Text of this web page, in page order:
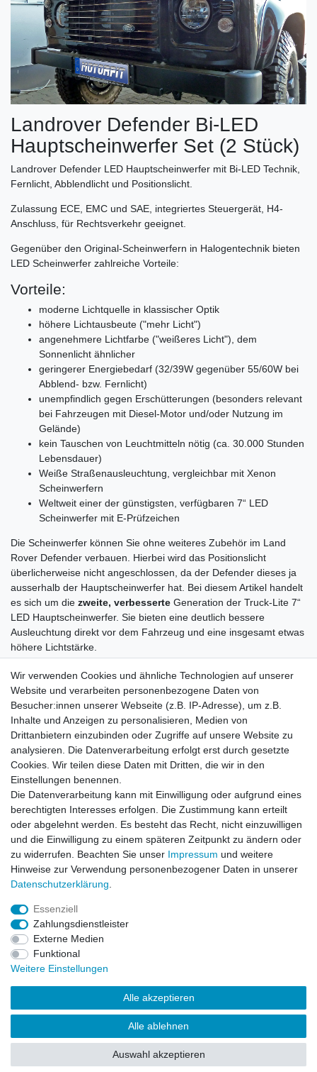
Landrover Defender Bi-LED
Hauptscheinwerfer Set (2 Stück)
Landrover Defender LED Hauptscheinwerfer mit Bi-LED Technik,
Fernlicht, Abblendlicht und Positionslicht.
Zulassung ECE, EMC und SAE, integriertes Steuergerät, H4-
Anschluss, für Rechtsverkehr geeignet.
Gegenüber den Original-Scheinwerfern in Halogentechnik bieten
LED Scheinwerfer zahlreiche Vorteile:
Vorteile:
moderne Lichtquelle in klassischer Optik
höhere Lichtausbeute ("mehr Licht")
angenehmere Lichtfarbe ("weißeres Licht"), dem
Sonnenlicht ähnlicher
geringerer Energiebedarf (32/39W gegenüber 55/60W bei
Abblend- bzw. Fernlicht)
unempfindlich gegen Erschütterungen (besonders relevant
bei Fahrzeugen mit Diesel-Motor und/oder Nutzung im
Gelände)
kein Tauschen von Leuchtmitteln nötig (ca. 30.000 Stunden
Lebensdauer)
Weiße Straßenausleuchtung, vergleichbar mit Xenon
Scheinwerfern
Weltweit einer der günstigsten, verfügbaren 7“ LED
Scheinwerfer mit E-Prüfzeichen
Die Scheinwerfer können Sie ohne weiteres Zubehör im Land
Rover Defender verbauen. Hierbei wird das Positionslicht
überlicherweise nicht angeschlossen, da der Defender dieses ja
ausserhalb der Hauptscheinwerfer hat. Bei diesem Artikel handelt
es sich um die zweite, verbesserte Generation der Truck-Lite 7“
LED Hauptscheinwerfer. Sie bieten eine deutlich bessere
Ausleuchtung direkt vor dem Fahrzeug und eine insgesamt etwas
höhere Lichtstärke.
Lieferumfang: 2 Scheinwerfer
Zahlung und Versand
Impressum Daten­schutz­erklärung AGB
Barrierefreiheitserklärung Widerrufs­recht
Vertrag widerrufen
© Copyright 2026 | Alle Rechte vorbehalten.
Wir verwenden Cookies und ähnliche Technologien auf unserer
Website und verarbeiten personenbezogene Daten von
Besucher:innen unserer Webseite (z.B. IP-Adresse), um z.B.
Inhalte und Anzeigen zu personalisieren, Medien von
Drittanbietern einzubinden oder Zugriffe auf unsere Website zu
analysieren. Die Datenverarbeitung erfolgt erst durch gesetzte
Cookies. Wir teilen diese Daten mit Dritten, die wir in den
Einstellungen benennen.
Die Datenverarbeitung kann mit Einwilligung oder aufgrund eines
berechtigten Interesses erfolgen. Die Zustimmung kann erteilt
oder abgelehnt werden. Es besteht das Recht, nicht einzuwilligen
und die Einwilligung zu einem späteren Zeitpunkt zu ändern oder
zu widerrufen. Beachten Sie unser Impressum und weitere
Hinweise zur Verwendung personenbezogener Daten in unserer
Daten­schutz­erklärung
Essenziell
Zahlungsdienstleister
Externe Medien
Funktional
Weitere Einstellungen
Alle akzeptieren
Alle ablehnen
Auswahl akzeptieren